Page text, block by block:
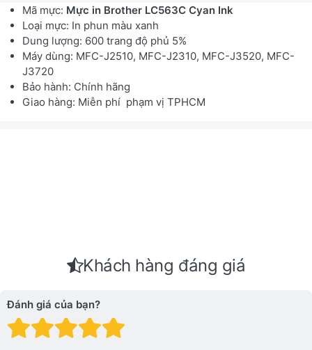
Mã mực: Mực in Brother LC563C Cyan Ink
Loại mực: In phun màu xanh
Dung lượng: 600 trang độ phủ 5%
Máy dùng: MFC-J2510, MFC-J2310, MFC-J3520, MFC-
J3720
Bảo hành: Chính hãng
Giao hàng: Miễn phí phạm vị TPHCM
Khách hàng đáng giá
Đánh giá của bạn?
Đánh giá: 4 trên 5
Đánh giá: 3 trên 5 sao.
Đánh giá: 2 trên 5 sao.
Đánh giá: 1 trên 5 sao. Xấu